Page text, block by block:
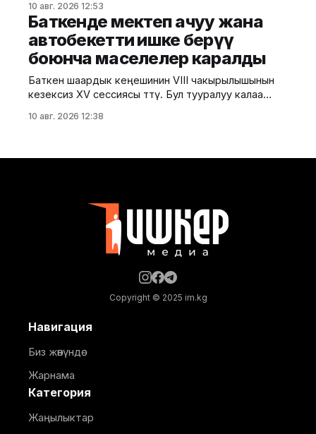
аймактарга бөлүштүрүлдү. Бул тууралуу Суу
ресурстары, айыл чарба жана кайра иштетүү өнөр
жайы министрлигинен билдиришти. Чүй
облусундагы оруп-жыюу иштерине Ысык-Көл жана
Нарын облустарынан 100дөн ашык дан комбайны
тартылган. Учурда облуста оруп-жыюу
10 авг. 2026 12:53
Баткенде мектеп ачуу жана
автобекетти ишке берүү
боюнча маселелер каралды
Баткен шаардык кеңешинин VIII чакырылышынын
кезексиз XV сессиясы өттү. Бул тууралуу калаа
сессияга шаардык кеңештин төрагасы Алтынбек
өнүктүрүү жана инвестициялоо агенттигинин
10 авг. 2026 12:38
Copyright © 2025 im.kg
Навигация
Биз жөнүндө
Жарнама
Категория
Жаңылыктар